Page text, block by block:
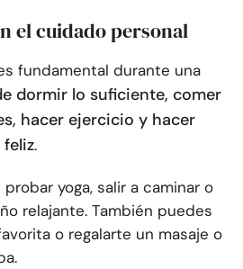
el cuidado personal
fundamental durante una
dormir lo suficiente, comer
hacer ejercicio y hacer
feliz.
yoga, salir a caminar o
relajante. También puedes
o regalarte un masaje o